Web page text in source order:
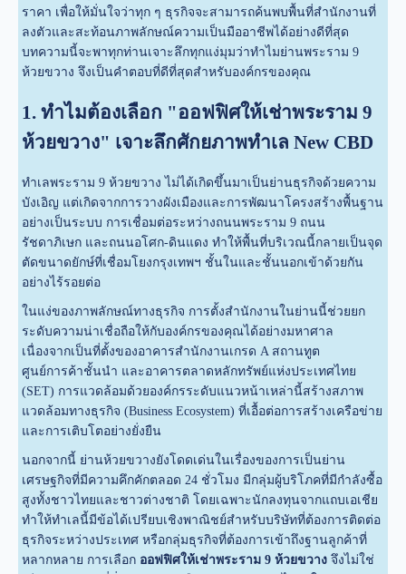
ราคา เพื่อให้มั่นใจว่าทุก ๆ ธุรกิจจะสามารถค้นพบพื้นที่สำนักงานที่
ลงตัวและสะท้อนภาพลักษณ์ความเป็นมืออาชีพได้อย่างดีที่สุด
บทความนี้จะพาทุกท่านเจาะลึกทุกแง่มุมว่าทำไมย่านพระราม 9
ห้วยขวาง จึงเป็นคำตอบที่ดีที่สุดสำหรับองค์กรของคุณ
1. ทำไมต้องเลือก "ออฟฟิศให้เช่าพระราม 9
ห้วยขวาง" เจาะลึกศักยภาพทำเล New CBD
ทำเลพระราม 9 ห้วยขวาง ไม่ได้เกิดขึ้นมาเป็นย่านธุรกิจด้วยความ
บังเอิญ แต่เกิดจากการวางผังเมืองและการพัฒนาโครงสร้างพื้นฐาน
อย่างเป็นระบบ การเชื่อมต่อระหว่างถนนพระราม 9 ถนน
รัชดาภิเษก และถนนอโศก-ดินแดง ทำให้พื้นที่บริเวณนี้กลายเป็นจุด
ตัดขนาดยักษ์ที่เชื่อมโยงกรุงเทพฯ ชั้นในและชั้นนอกเข้าด้วยกัน
อย่างไร้รอยต่อ
ในแง่ของภาพลักษณ์ทางธุรกิจ การตั้งสำนักงานในย่านนี้ช่วยยก
ระดับความน่าเชื่อถือให้กับองค์กรของคุณได้อย่างมหาศาล
เนื่องจากเป็นที่ตั้งของอาคารสำนักงานเกรด A สถานทูต
ศูนย์การค้าชั้นนำ และอาคารตลาดหลักทรัพย์แห่งประเทศไทย
(SET) การแวดล้อมด้วยองค์กรระดับแนวหน้าเหล่านี้สร้างสภาพ
แวดล้อมทางธุรกิจ (Business Ecosystem) ที่เอื้อต่อการสร้างเครือข่าย
และการเติบโตอย่างยั่งยืน
นอกจากนี้ ย่านห้วยขวางยังโดดเด่นในเรื่องของการเป็นย่าน
เศรษฐกิจที่มีความคึกคักตลอด 24 ชั่วโมง มีกลุ่มผู้บริโภคที่มีกำลังซื้อ
สูงทั้งชาวไทยและชาวต่างชาติ โดยเฉพาะนักลงทุนจากแถบเอเชีย
ทำให้ทำเลนี้มีข้อได้เปรียบเชิงพาณิชย์สำหรับบริษัทที่ต้องการติดต่อ
ธุรกิจระหว่างประเทศ หรือกลุ่มธุรกิจที่ต้องการเข้าถึงฐานลูกค้าที่
หลากหลาย การเลือก ออฟฟิศให้เช่าพระราม 9 ห้วยขวาง จึงไม่ใช่